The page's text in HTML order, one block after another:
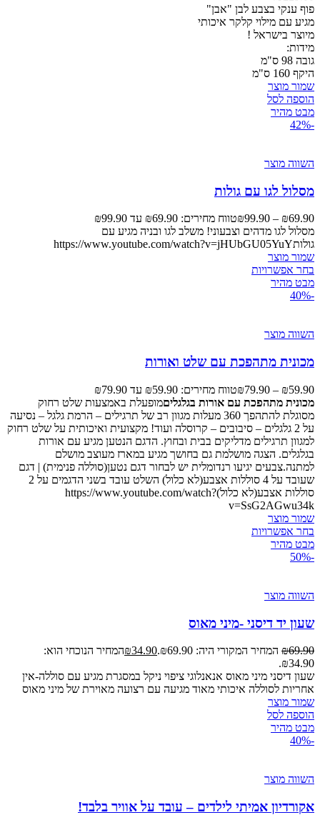
פוף ענקי בצבע לבן "אבן"
מגיע עם מילוי קלקר איכותי
מיוצר בישראל !
מידות:
גובה 98 ס"מ
היקף 160 ס"מ
שמור מוצר
הוספה לסל
מבט מהיר
-42%
השווה מוצר
מסלול לגו עם גולות
₪69.90
–
₪99.90
טווח מחירים: ⁦₪69.90⁩ עד ⁦₪99.90⁩
מסלול לגו מדהים וצבעוני! משלב לגו ובניה מגיע עם
גולותhttps://www.youtube.com/watch?v=jHUbGU05YuY
שמור מוצר
בחר אפשרויות
מבט מהיר
-40%
השווה מוצר
מכונית מתהפכת עם שלט ואורות
₪59.90
–
₪79.90
טווח מחירים: ⁦₪59.90⁩ עד ⁦₪79.90⁩
מכונית מתהפכת עם אורות בגלגליםמופעלת באמצעות שלט רחוק
מסוגלת להתהפך 360 מעלות מגוון רב של תרגילים – הרמת גלגל – נסיעה
על 2 גלגלים – סיבובים – קרוסלה ועוד! מקצועית ואיכותית על שלט רחוק
למגוון תרגילים מדליקים בבית ובחוץ. הדגם הנטען מגיע עם אורות
בגלגלים. הצגה מושלמת גם בחושך מגיע במארז מעוצב מושלם
למתנה.צבעים יגיעו רנדומלית יש לבחור דגם נטען(סוללה פנימית) | דגם
שעובד על 4 סוללות אצבע(לא כלול) השלט עובד בשני הדגמים על 2
סוללות אצבע(לא כלול)https://www.youtube.com/watch?
v=SsG2AGwu34k
שמור מוצר
בחר אפשרויות
מבט מהיר
-50%
השווה מוצר
שעון יד דיסני -מיני מאוס
₪69.90 המחיר המקורי היה: ₪69.90. ₪34.90
המחיר הנוכחי הוא:
₪34.90.
שעון דיסני מיני מאוס אנאנלוגי ציפוי ניקל במסגרת מגיע עם סוללה-אין
אחריות לסוללה איכותי מאוד מגיעה עם רצועה מאוירת של מיני מאוס
שמור מוצר
הוספה לסל
מבט מהיר
-40%
השווה מוצר
אקורדיון אמיתי לילדים – עובד על אוויר בלבד!